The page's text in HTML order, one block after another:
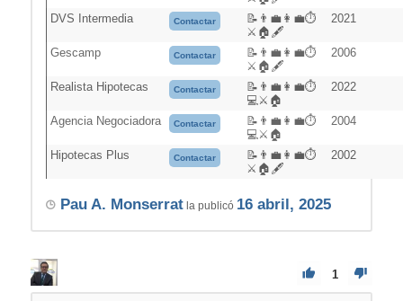
DVS Intermedia Contactar
📝👨‍💼👩‍💼⏱️
⚔️🏠🖋️
2021
Gescamp Contactar
📝👨‍💼👩‍💼⏱️
⚔️🏠🖋️
2006
Realista Hipotecas Contactar
📝👨‍💼👩‍💼⏱️
💻⚔️🏠
2022
Agencia Negociadora Contactar
📝👨‍💼👩‍💼⏱️
💻⚔️🏠
2004
Hipotecas Plus Contactar
📝👨‍💼👩‍💼⏱️
⚔️🏠🖋️
2002
Pau A. Monserratla publicó 16 abril, 2025
1